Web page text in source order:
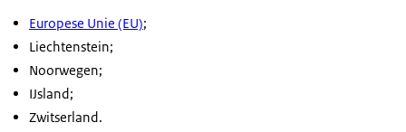
Europese Unie (EU);
Liechtenstein;
Noorwegen;
IJsland;
Zwitserland.